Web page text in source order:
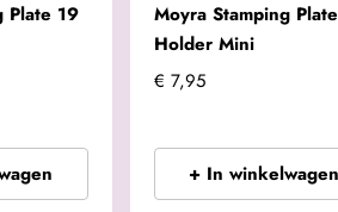
Plate 19
Moyra Stamping Plate
Holder Mini
€ 7,95
+ In winkelwagen